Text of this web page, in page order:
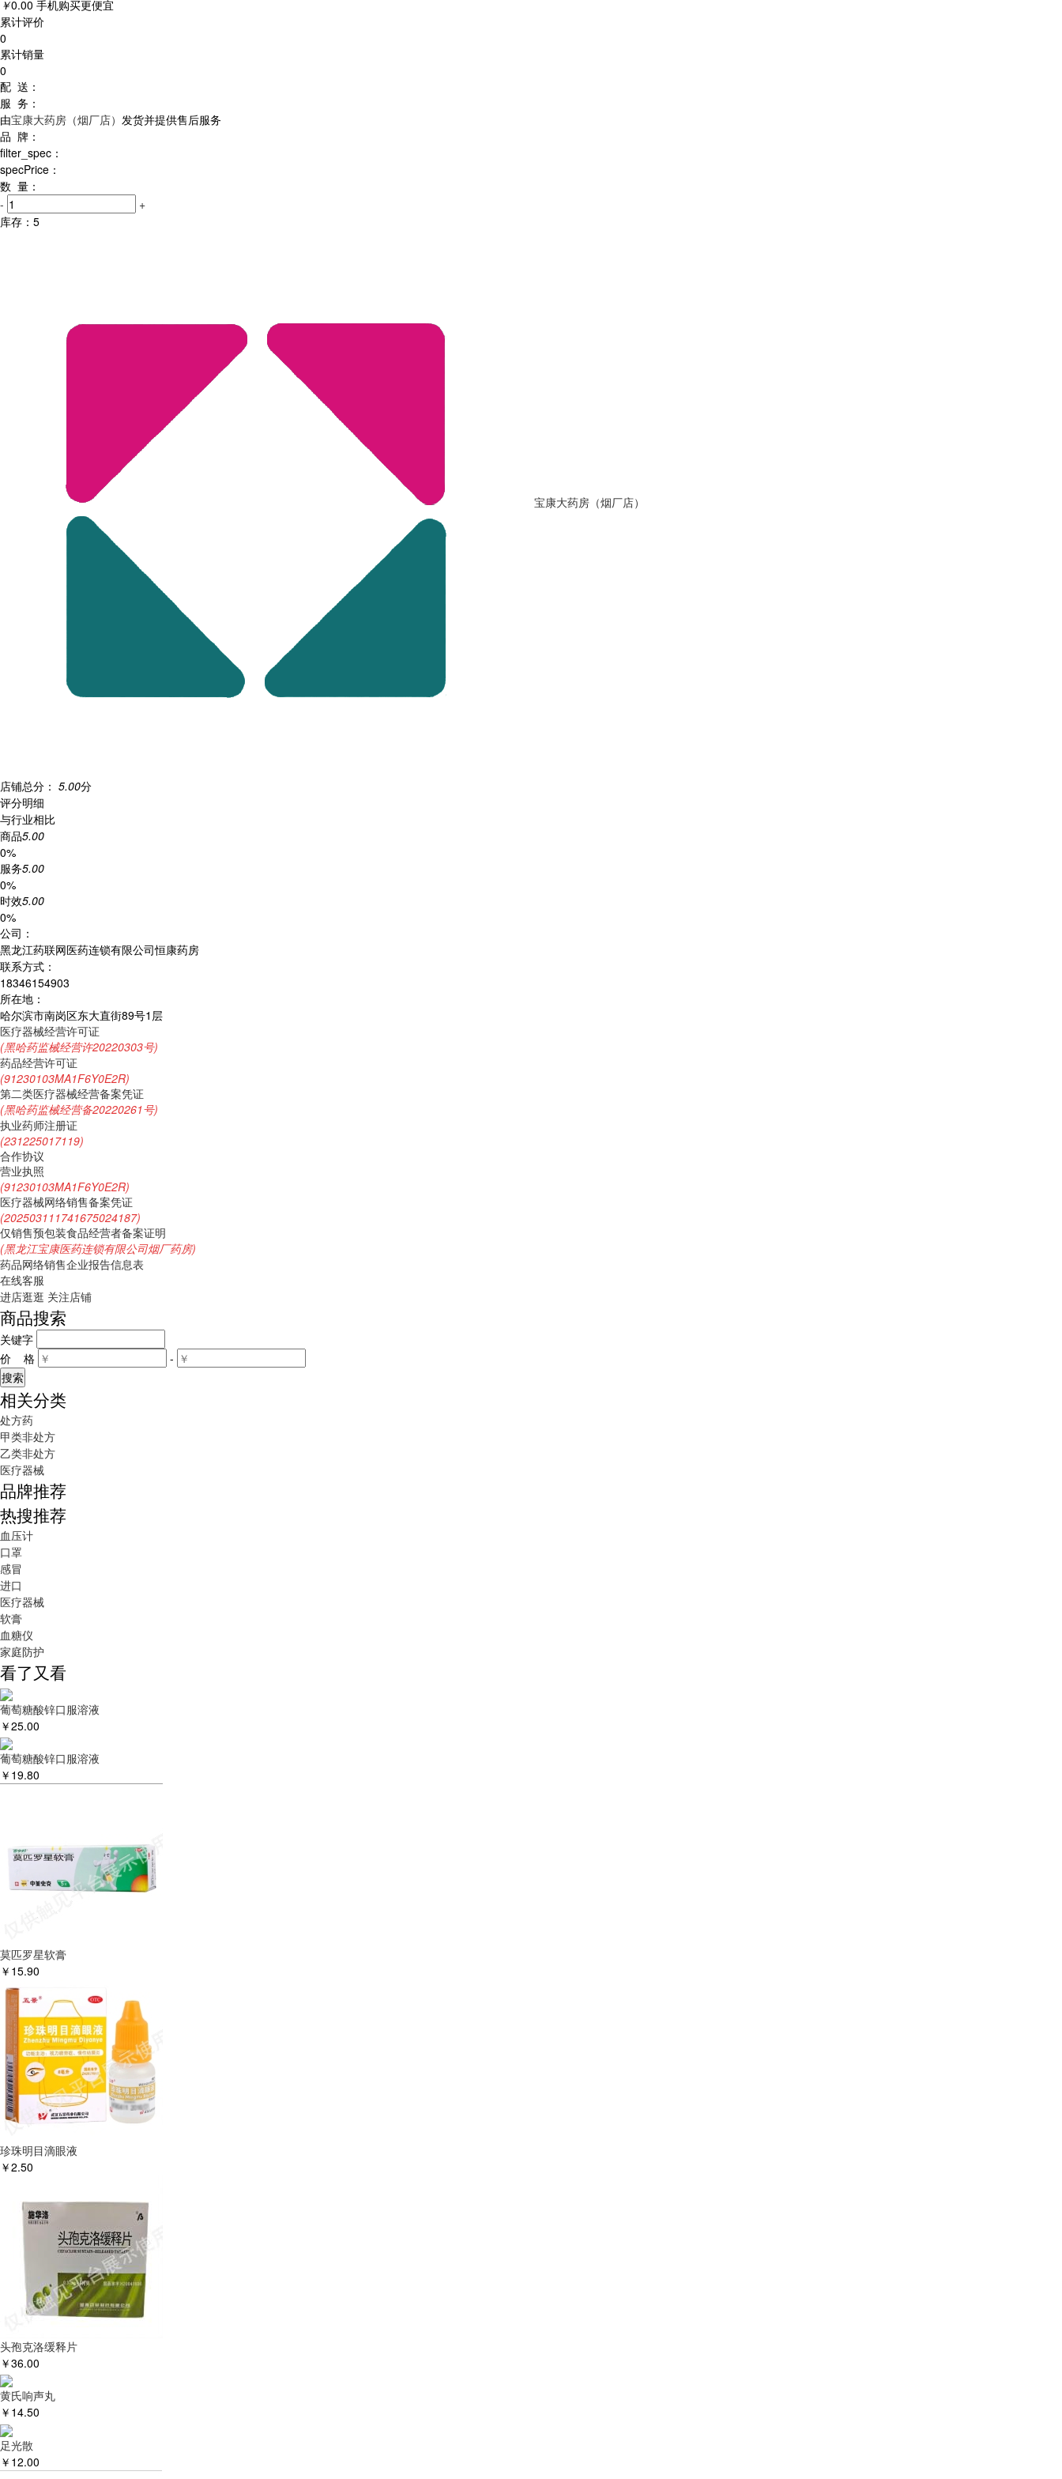
￥0.00 手机购买更便宜
累计评价
0
累计销量
0
配 送：
服 务：
由宝康大药房（烟厂店） 发货并提供售后服务
品 牌：
filter_spec：
specPrice：
数 量：
-
+
库存： 5
宝康大药房（烟厂店）
店铺总分： 5.00分
评分明细
与行业相比
商品5.00
0%
服务5.00
0%
时效5.00
0%
公司：
黑龙江药联网医药连锁有限公司恒康药房
联系方式：
18346154903
所在地：
哈尔滨市南岗区东大直街89号1层
医疗器械经营许可证
(黑哈药监械经营许20220303号)
药品经营许可证
(91230103MA1F6Y0E2R)
第二类医疗器械经营备案凭证
(黑哈药监械经营备20220261号)
执业药师注册证
(231225017119)
合作协议
营业执照
(91230103MA1F6Y0E2R)
医疗器械网络销售备案凭证
(202503111741675024187)
仅销售预包装食品经营者备案证明
(黑龙江宝康医药连锁有限公司烟厂药房)
药品网络销售企业报告信息表
在线客服
进店逛逛 关注店铺
商品搜索
关键字
价 格
-
相关分类
处方药
甲类非处方
乙类非处方
医疗器械
品牌推荐
热搜推荐
血压计
口罩
感冒
进口
医疗器械
软膏
血糖仪
家庭防护
看了又看
葡萄糖酸锌口服溶液
￥25.00
葡萄糖酸锌口服溶液
￥ 19.80
莫匹罗星软膏
￥ 15.90
珍珠明目滴眼液
￥2.50
头孢克洛缓释片
￥36.00
黄氏响声丸
￥ 14.50
足光散
￥ 12.00